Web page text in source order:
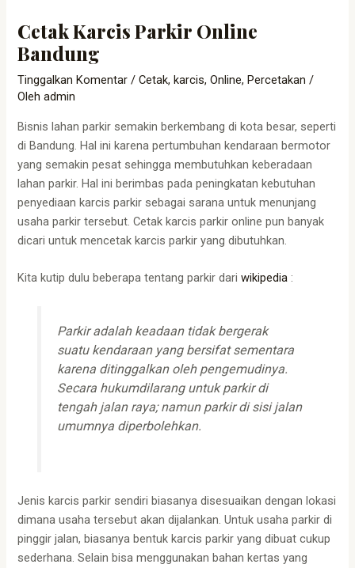
Cetak Karcis Parkir Online
Bandung
Tinggalkan Komentar /Cetak,karcis,Online,Percetakan /
Olehadmin
Bisnis lahan parkir semakin berkembang di kota besar, seperti
di Bandung. Hal ini karena pertumbuhan kendaraan bermotor
yang semakin pesat sehingga membutuhkan keberadaan
lahan parkir. Hal ini berimbas pada peningkatan kebutuhan
penyediaan karcis parkir sebagai sarana untuk menunjang
usaha parkir tersebut. Cetak karcis parkir online pun banyak
dicari untuk mencetak karcis parkir yang dibutuhkan.
Kita kutip dulu beberapa tentang parkir dariwikipedia :
Parkir adalah keadaan tidak bergerak
suatu kendaraan yang bersifat sementara
karena ditinggalkan oleh pengemudinya.
Secara hukumdilarang untuk parkir di
tengah jalan raya; namun parkir di sisi jalan
umumnya diperbolehkan.
Jenis karcis parkir sendiri biasanya disesuaikan dengan lokasi
dimana usaha tersebut akan dijalankan. Untuk usaha parkir di
pinggir jalan, biasanya bentuk karcis parkir yang dibuat cukup
sederhana. Selain bisa menggunakan bahan kertas yang